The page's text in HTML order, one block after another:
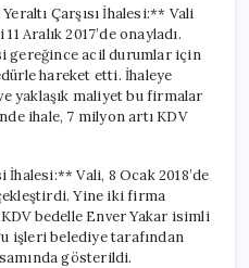
Çarşısı İhalesi:** Vali
Aralık 2017’de onayladı.
gereğince acil durumlar için
hareket etti. İhaleye
yaklaşık maliyet bu firmalar
ihale, 7 milyon artı KDV
İhalesi:** Vali, 8 Ocak 2018’de
Yine iki firma
bedelle Enver Yakar isimli
işleri belediye tarafından
gösterildi.